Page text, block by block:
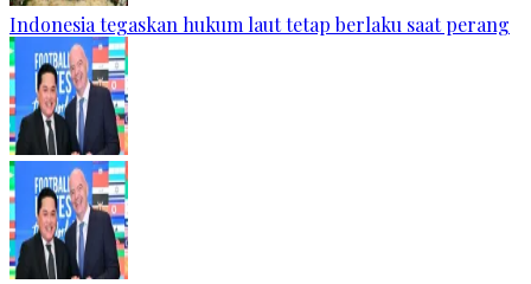
Indonesia tegaskan hukum laut tetap berlaku saat perang